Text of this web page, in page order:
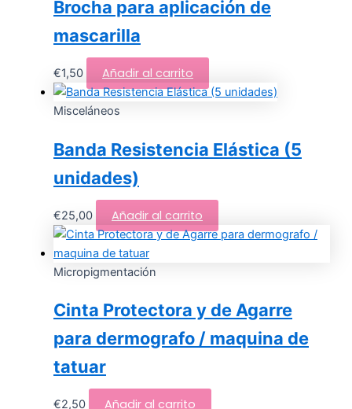
Brocha para aplicación de
mascarilla
€1,50 Añadir al carrito
Misceláneos
Banda Resistencia Elástica (5
unidades)
€25,00 Añadir al carrito
Micropigmentación
Cinta Protectora y de Agarre
para dermografo / maquina de
tatuar
€2,50 Añadir al carrito